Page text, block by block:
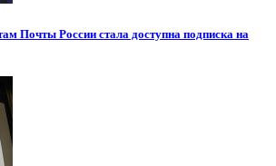
Почты России стала доступна подписка на